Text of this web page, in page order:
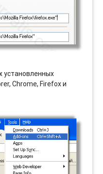
установленных
Chrome, Firefox и